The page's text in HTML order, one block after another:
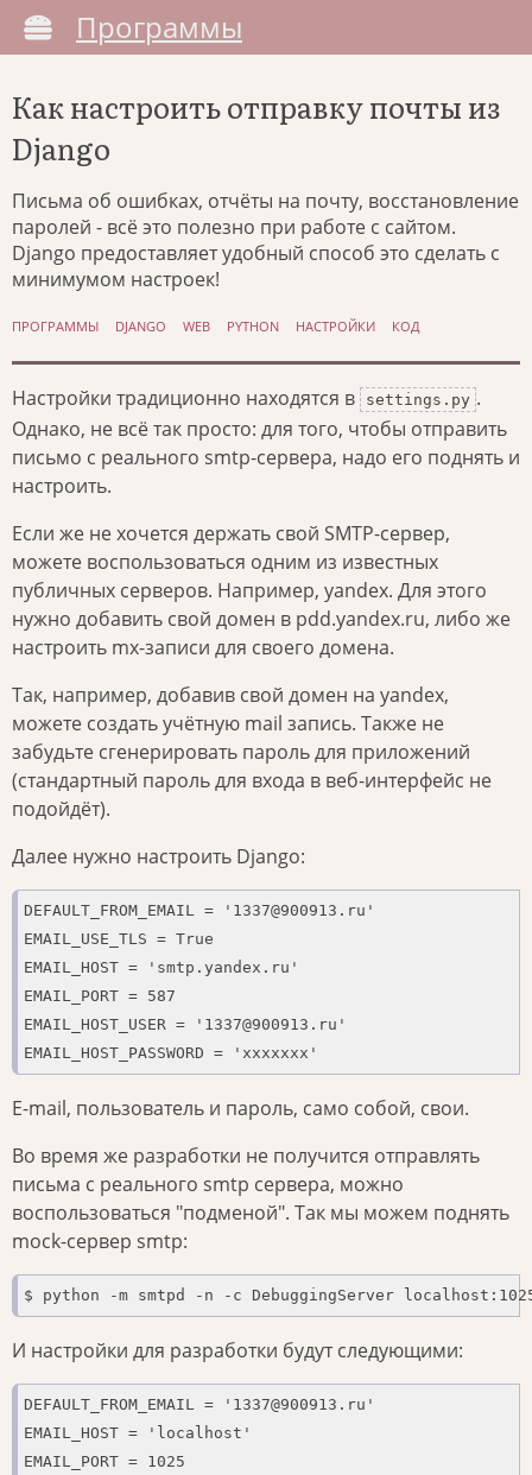
Программы
Как настроить отправку почты из
Django
Письма об ошибках, отчёты на почту, восстановление
паролей - всё это полезно при работе с сайтом.
Django предоставляет удобный способ это сделать с
минимумом настроек!
ПРОГРАММЫ DJANGO WEB PYTHON НАСТРОЙКИ КОД
Настройки традиционно находятся в settings.py .
Однако, не всё так просто: для того, чтобы отправить
письмо с реального smtp-сервера, надо его поднять и
настроить.
Если же не хочется держать свой SMTP-сервер,
можете воспользоваться одним из известных
публичных серверов. Например, yandex. Для этого
нужно добавить свой домен в pdd.yandex.ru, либо же
настроить mx-записи для своего домена.
Так, например, добавив свой домен на yandex,
можете создать учётную mail запись. Также не
забудьте сгенерировать пароль для приложений
(стандартный пароль для входа в веб-интерфейс не
подойдёт).
Далее нужно настроить Django:
DEFAULT_FROM_EMAIL = '1337@900913.ru'
EMAIL_USE_TLS = True
EMAIL_HOST = 'smtp.yandex.ru'
EMAIL_PORT = 587
EMAIL_HOST_USER = '1337@900913.ru'
EMAIL_HOST_PASSWORD = 'xxxxxxx'
E-mail, пользователь и пароль, само собой, свои.
Во время же разработки не получится отправлять
письма с реального smtp сервера, можно
воспользоваться "подменой". Так мы можем поднять
mock-сервер smtp:
$ python -m smtpd -n -c DebuggingServer
И настройки для разработки будут следующими:
DEFAULT_FROM_EMAIL = '1337@900913.ru'
EMAIL_HOST = 'localhost'
EMAIL_PORT = 1025